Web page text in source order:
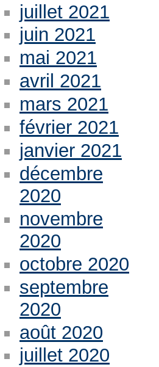
juillet 2021
juin 2021
mai 2021
avril 2021
mars 2021
février 2021
janvier 2021
décembre
2020
novembre
2020
octobre 2020
septembre
2020
août 2020
juillet 2020